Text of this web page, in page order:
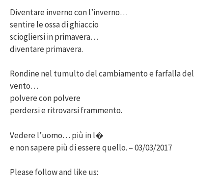
Diventare inverno con l’inverno…
sentire le ossa di ghiaccio
sciogliersi in primavera…
diventare primavera.
Rondine nel tumulto del cambiamento e farfalla del
vento…
polvere con polvere
perdersi e ritrovarsi frammento.
Vedere l’uomo… più in l�
e non sapere più di essere quello. – 03/03/2017
Please follow and like us: